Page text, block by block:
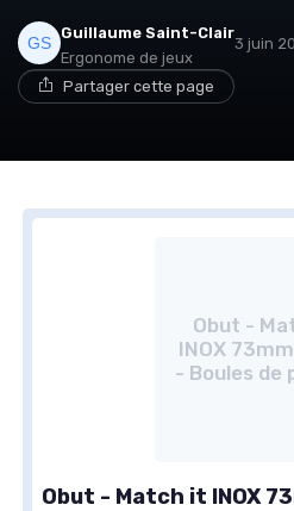
Guillaume Saint-Clair
Ergonome de jeux
3 juin
Partager cette page
Obut -
INOX
- Boules de
Obut - Match it INOX